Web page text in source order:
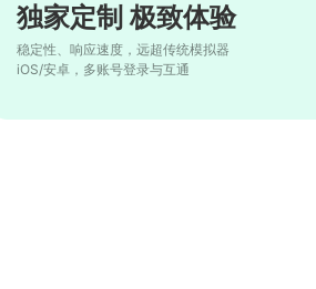
独家定制 极致体验
稳定性、响应速度，远超传统模拟器
iOS/安卓，多账号登录与互通